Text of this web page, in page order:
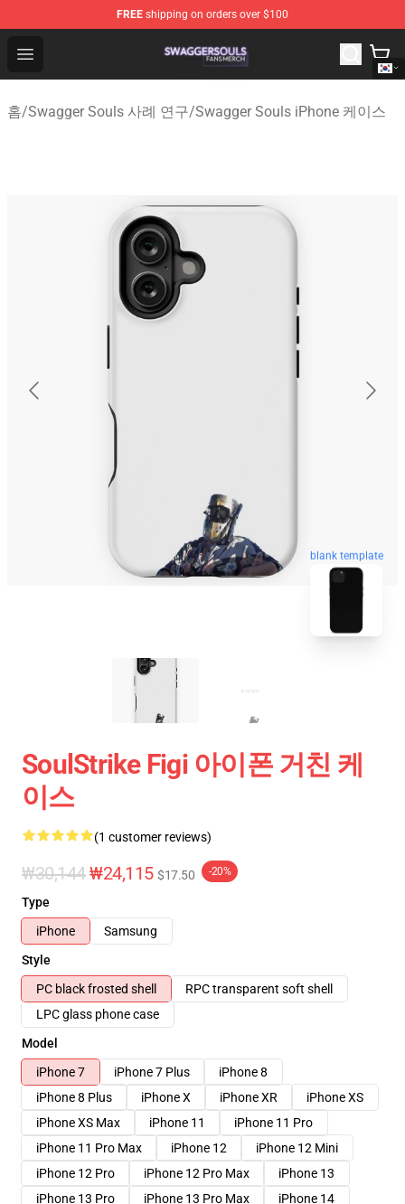
FREE shipping on orders over $100
Open menu
Swagger Souls Shop - Official Swagger Souls
홈/Swagger Souls 사례 연구/Swagger Souls iPhone 케이스
blank template
SoulStrike Figi 아이폰 거친 케
이스
(1 customer reviews)
₩30,144₩24,115 $17.50 -20%
Type
iPhone
Samsung
Style
PC black frosted shell
RPC transparent soft shell
LPC glass phone case
Model
iPhone 7
iPhone 7 Plus
iPhone 8
iPhone 8 Plus
iPhone X iPhone XR
iPhone XS
iPhone XS Max
iPhone 11
iPhone 11 Pro
iPhone 11 Pro Max
iPhone 12
iPhone 12 Mini
iPhone 12 Pro
iPhone 12 Pro Max
iPhone 13
iPhone 13 Pro
iPhone 13 Pro Max
iPhone 14